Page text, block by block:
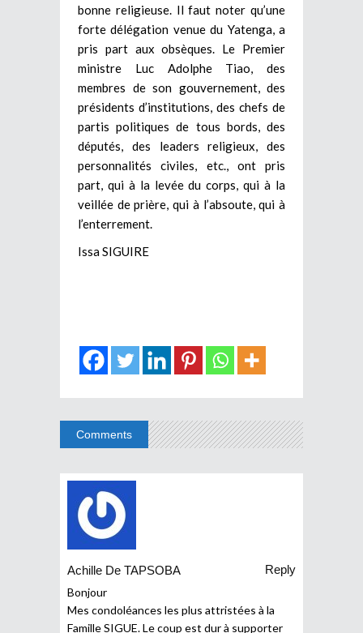
bonne religieuse. Il faut noter qu’une
forte délégation venue du Yatenga, a
pris part aux obsèques. Le Premier
ministre Luc Adolphe Tiao, des
membres de son gouvernement, des
présidents d’institutions, des chefs de
partis politiques de tous bords, des
députés, des leaders religieux, des
personnalités civiles, etc., ont pris
part, qui à la levée du corps, qui à la
veillée de prière, qui à l’absoute, qui à
l’enterrement.
Issa SIGUIRE
Comments
Achille De TAPSOBA
Reply
Bonjour
Mes condoléances les plus attristées à la
Famille SIGUE. Le coup est dur à supporter